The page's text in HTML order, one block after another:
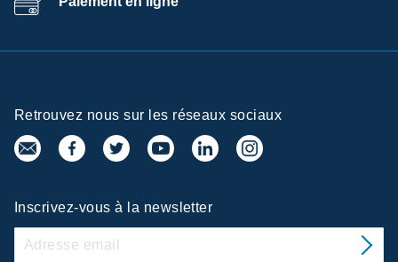
Retrouvez nous sur les réseaux sociaux
Inscrivez-vous à la newsletter
la confidentialité